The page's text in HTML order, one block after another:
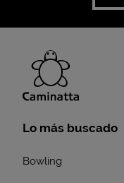
Lo más buscado
Bowling